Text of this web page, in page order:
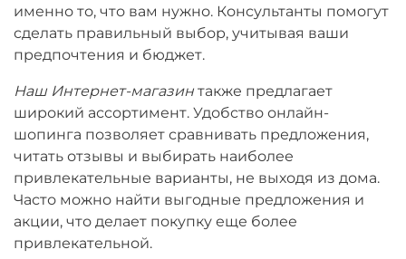
именно то, что вам нужно. Консультанты помогут
сделать правильный выбор, учитывая ваши
предпочтения и бюджет.
Наш Интернет-магазин также предлагает
широкий ассортимент. Удобство онлайн-
шопинга позволяет сравнивать предложения,
читать отзывы и выбирать наиболее
привлекательные варианты, не выходя из дома.
Часто можно найти выгодные предложения и
акции, что делает покупку еще более
привлекательной.